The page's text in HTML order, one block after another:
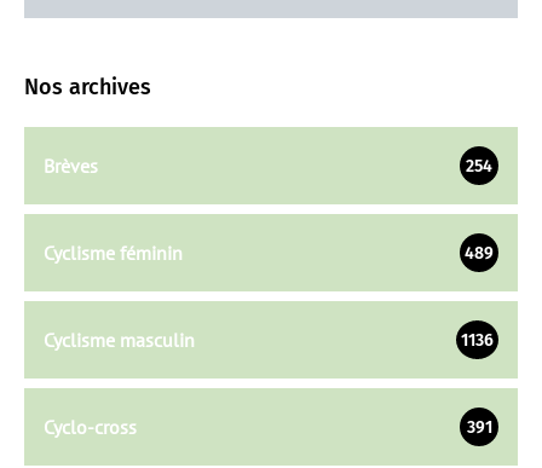
Nos archives
Brèves 254
Cyclisme féminin 489
Cyclisme masculin 1136
Cyclo-cross 391